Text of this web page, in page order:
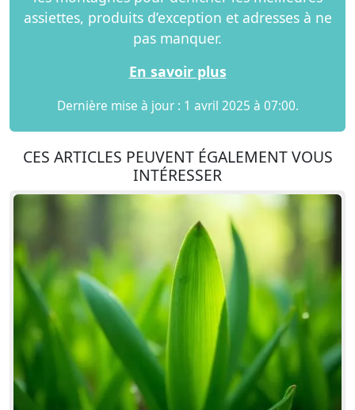
assiettes, produits d’exception et adresses à ne
pas manquer.
En savoir plus
Dernière mise à jour : 1 avril 2025 à 07:00.
CES ARTICLES PEUVENT ÉGALEMENT VOUS
INTÉRESSER